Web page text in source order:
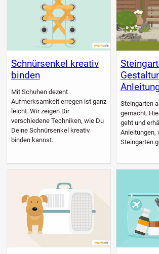
Schnürsenkel kreativ
binden
Mit Schuhen dezent
Aufmerksamkeit erregen ist ganz
leicht. Wir zeigen Dir
verschiedene Techniken, wie Du
Deine Schnürsenkel kreativ
binden kannst.
Steingarten
gemacht.
geht und
Anleitungen,
Steingarten